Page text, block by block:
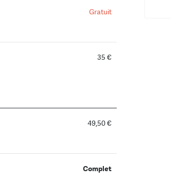
Gratuit
35 €
49,50 €
Complet